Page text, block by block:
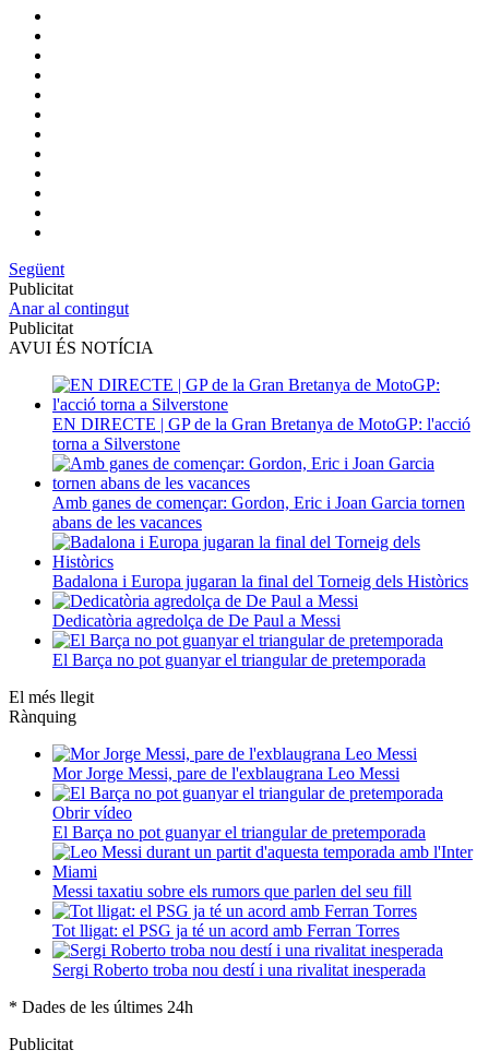
Següent
Publicitat
Anar al contingut
Publicitat
AVUI ÉS NOTÍCIA
EN DIRECTE | GP de la Gran Bretanya de MotoGP: l'acció
torna a Silverstone
Amb ganes de començar: Gordon, Eric i Joan Garcia tornen
abans de les vacances
Badalona i Europa jugaran la final del Torneig dels Històrics
Dedicatòria agredolça de De Paul a Messi
El Barça no pot guanyar el triangular de pretemporada
El més llegit
Rànquing
Mor Jorge Messi, pare de l'exblaugrana Leo Messi
Obrir vídeo
El Barça no pot guanyar el triangular de pretemporada
Messi taxatiu sobre els rumors que parlen del seu fill
Tot lligat: el PSG ja té un acord amb Ferran Torres
Sergi Roberto troba nou destí i una rivalitat inesperada
* Dades de les últimes 24h
Publicitat